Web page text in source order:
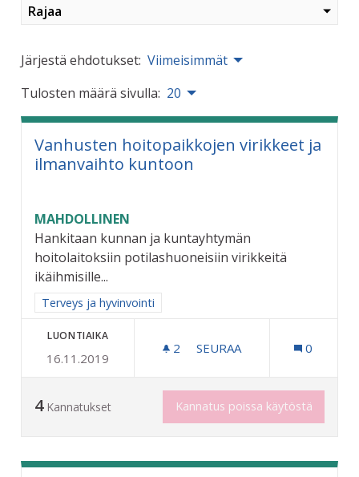
Rajaa
Järjestä ehdotukset: Viimeisimmät
Tulosten määrä sivulla: 20
Vanhusten hoitopaikkojen virikkeet ja
ilmanvaihto kuntoon
MAHDOLLINEN
Hankitaan kunnan ja kuntayhtymän
hoitolaitoksiin potilashuoneisiin virikkeitä
ikäihmisille...
Rajaa tulokset aihepiirin mukaan: Terveys ja hyvinvointi
Terveys ja hyvinvointi
LUONTIAIKA
16.11.2019
2 2 SEURAAJAA
SEURAA 0
4 Kannatukset Kannatus poissa käytöstä